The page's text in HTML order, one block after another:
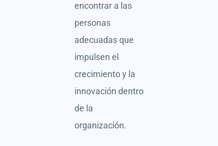
encontrar a las
personas
adecuadas que
impulsen el
crecimiento y la
innovación dentro
de la
organización.